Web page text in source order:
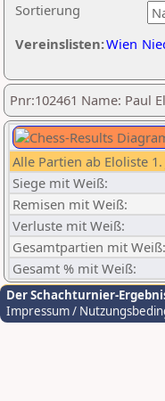
Sortierung
Vereinslisten:Wien
Pnr:102461 Name: Paul
Alle Partien ab Eloliste 1.
Siege mit Weiß:
Remisen mit Weiß:
Verluste mit Weiß:
Gesamtpartien mit Weiß:
Gesamt % mit Weiß:
Der Schachturnier-
Impressum /